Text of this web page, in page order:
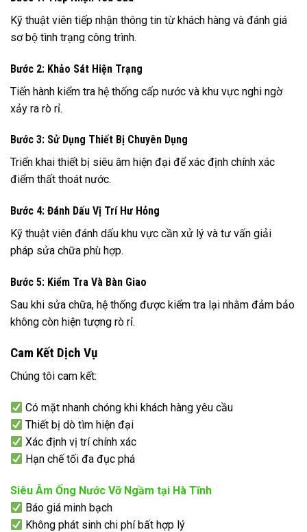
Kỹ thuật viên tiếp nhận thông tin từ khách hàng và đánh giá
sơ bộ tình trạng công trình.
Bước 2: Khảo Sát Hiện Trạng
Tiến hành kiểm tra hệ thống cấp nước và khu vực nghi ngờ
xảy ra rò rỉ.
Bước 3: Sử Dụng Thiết Bị Chuyên Dụng
Triển khai thiết bị siêu âm hiện đại để xác định chính xác
điểm thất thoát nước.
Bước 4: Đánh Dấu Vị Trí Hư Hỏng
Kỹ thuật viên đánh dấu khu vực cần xử lý và tư vấn giải
pháp sửa chữa phù hợp.
Bước 5: Kiểm Tra Và Bàn Giao
Sau khi sửa chữa, hệ thống được kiểm tra lại nhằm đảm bảo
không còn hiện tượng rò rỉ.
Cam Kết Dịch Vụ
Chúng tôi cam kết:
Có mặt nhanh chóng khi khách hàng yêu cầu
Thiết bị dò tìm hiện đại
Xác định vị trí chính xác
Hạn chế tối đa đục phá
Siêu Âm Ống Nước Vỡ Ngầm tại Hà Tĩnh
Báo giá minh bạch
Không phát sinh chi phí bất hợp lý